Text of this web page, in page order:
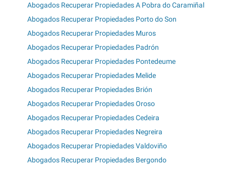
Abogados Recuperar Propiedades A Pobra do Caramiñal
Abogados Recuperar Propiedades Porto do Son
Abogados Recuperar Propiedades Muros
Abogados Recuperar Propiedades Padrón
Abogados Recuperar Propiedades Pontedeume
Abogados Recuperar Propiedades Melide
Abogados Recuperar Propiedades Brión
Abogados Recuperar Propiedades Oroso
Abogados Recuperar Propiedades Cedeira
Abogados Recuperar Propiedades Negreira
Abogados Recuperar Propiedades Valdoviño
Abogados Recuperar Propiedades Bergondo